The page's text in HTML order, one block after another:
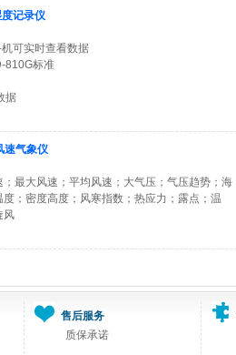
记录仪
可实时查看数据
810G标准
据
速气象仪
最大风速；平均风速；大气压；气压趋势；海
；密度高度；风寒指数；热应力；露点；温
风
售后服务
质保承诺